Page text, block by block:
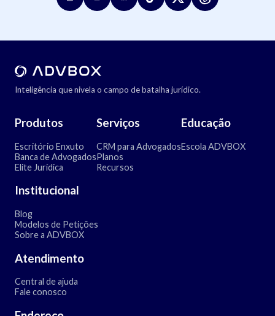
Inteligência que nivela o campo de batalha jurídico.
Produtos
Escritório Enxuto
Banca de Advogados
Elite Jurídica
Serviços
CRM para Advogados
Planos
Recursos
Educação
Escola ADVBOX
Institucional
Blog
Modelos de Petições
Sobre a ADVBOX
Atendimento
Central de ajuda
Fale conosco